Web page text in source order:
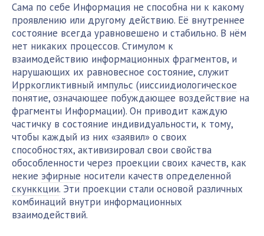
Сама по себе Информация не способна ни к какому
проявлению или другому действию. Её внутреннее
состояние всегда уравновешено и стабильно. В нём
нет никаких процессов. Стимулом к
взаимодействию информационных фрагментов, и
нарушающих их равновесное состояние, служит
Ирркогликтивный импульс (ииссиидиологическое
понятие, означающее побуждающее воздействие на
фрагменты Информации). Он приводит каждую
частичку в состояние индивидуальности, к тому,
чтобы каждый из них «заявил» о своих
способностях, активизировал свои свойства
обособленности через проекции своих качеств, как
некие эфирные носители качеств определенной
скунккции. Эти проекции стали основой различных
комбинаций внутри информационных
взаимодействий.